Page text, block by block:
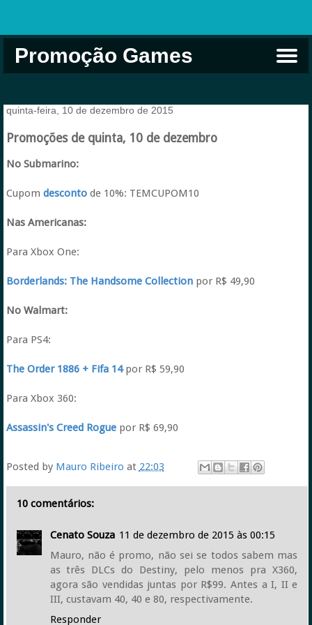
Promoção Games
quinta-feira, 10 de dezembro de 2015
Promoções de quinta, 10 de dezembro
No Submarino:
Cupom desconto de 10%: TEMCUPOM10
Nas Americanas:
Para Xbox One:
Borderlands: The Handsome Collectionpor R$ 49,90
No Walmart:
Para PS4:
The Order 1886 + Fifa 14por R$ 59,90
Para Xbox 360:
Assassin's Creed Rogue por R$ 69,90
Posted by Mauro Ribeiro at 22:03
10 comentários:
Cenato Souza 11 de dezembro de 2015 às 00:15
Mauro, não é promo, não sei se todos sabem mas
as três DLCs do Destiny, pelo menos pra X360,
agora são vendidas juntas por R$99. Antes a I, II e
III, custavam 40, 40 e 80, respectivamente.
Responder